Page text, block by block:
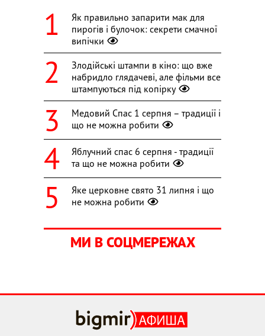
Як правильно запарити мак для
пирогів і булочок: секрети смачної
випічки
Злодійські штампи в кіно: що вже
набридло глядачеві, але фільми все
штампуються під копірку
Медовий Спас 1 серпня – традиції і
що не можна робити
Яблучний спас 6 серпня - традиції
та що не можна робити
Яке церковне свято 31 липня і що
не можна робити
МИ В СОЦМЕРЕЖАХ